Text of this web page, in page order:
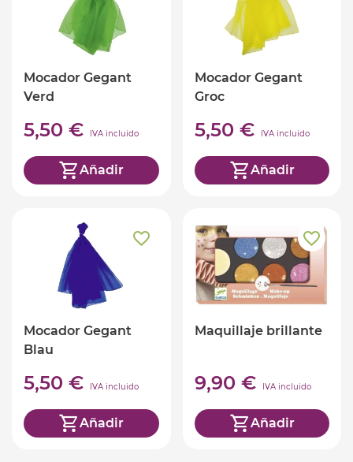
Mocador Gegant
Verd
5,50 € IVA incluido
Añadir
Mocador Gegant
Groc
5,50 € IVA incluido
Añadir
Mocador Gegant
Blau
5,50 € IVA incluido
Añadir
Maquillaje brillante
9,90 € IVA incluido
Añadir